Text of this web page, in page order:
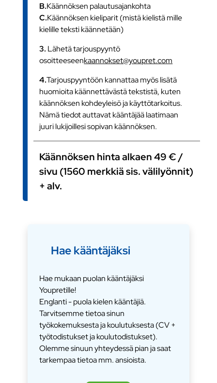
B.Käännöksen palautusajankohta
C.Käännöksen kieliparit (mistä kielistä mille
kielille teksti käännetään)
3. Lähetä tarjouspyyntö
osoitteeseenkaannokset@youpret.com
4.Tarjouspyyntöön kannattaa myös lisätä
huomioita käännettävästä tekstistä, kuten
käännöksen kohdeyleisö ja käyttötarkoitus.
Nämä tiedot auttavat kääntäjää laatimaan
juuri lukijoillesi sopivan käännöksen.
Käännöksen hinta alkaen 49 € /
sivu (1560 merkkiä sis. välilyönnit)
+ alv.
Hae kääntäjäksi
Hae mukaan puolan kääntäjäksi
Youpretille!
Englanti - puola kielen kääntäjiä.
Tarvitsemme tietoa sinun
työkokemuksesta ja koulutuksesta (CV +
työtodistukset ja koulutodistukset).
Olemme sinuun yhteydessä pian ja saat
tarkempaa tietoa mm. ansioista.